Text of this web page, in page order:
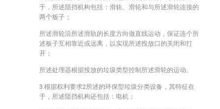
于，所述阻挡机构包括：滑轨、滑轮和与所述滑轮连接的
两个板子；
所述滑轮沿所述滑轨的长度方向做直线运动，保证连个所
述板子互相靠近或远离，以实现所述投放口的关闭和打
开；
所述处理器根据投放的垃圾类型控制所述滑轮的运动。
3.根据权利要求2所述的环保型垃圾分类设备，其特征在
于，所述阻挡机构还包括：电机；